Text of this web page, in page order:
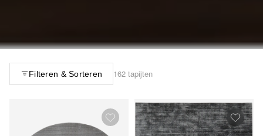
Filteren & Sorteren 162 tapijten